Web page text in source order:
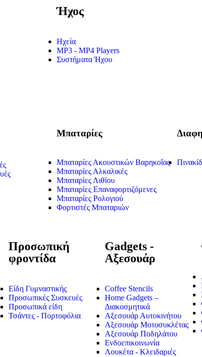
Ήχος
Ηχεία
MP3 - MP4 Players
Συστήματα Ήχου
Μπαταρίες
Μπαταρίες Ακουστικών Βαρηκοΐας
Μπαταρίες Αλκαλικές
Μπαταρίες Λιθίου
Μπαταρίες Επαναφορτιζόμενες
Μπαταρίες Ρολογιού
Φορτιστές Μπαταριών
Προσωπική
φροντίδα
Είδη Γυμναστικής
Προσωπικές Συσκευές
Προσωπικά είδη
Τσάντες - Πορτοφόλια
Gadgets -
Αξεσουάρ
Coffee Stencils
Home Gadgets –
Διακοσμητικά
Αξεσουάρ Αυτοκινήτου
Αξεσουάρ Μοτοσυκλέτας
Αξεσουάρ Ποδηλάτου
Ενδοεπικοινωνία
Λουκέτα - Κλειδαριές